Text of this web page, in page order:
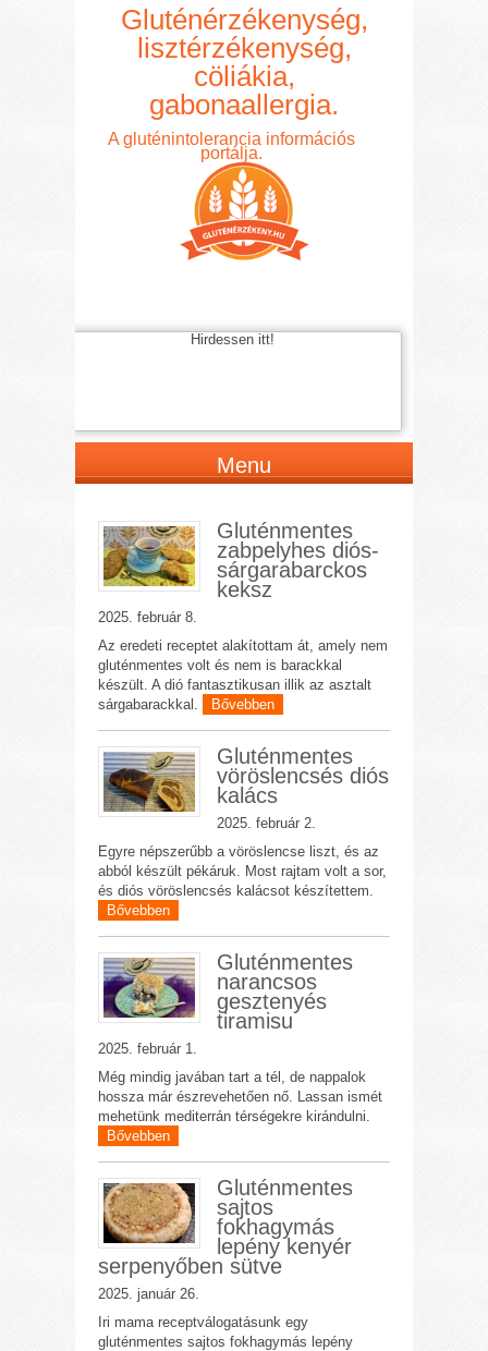
Gluténérzékenység,
lisztérzékenység,
cöliákia,
gabonaallergia.
A gluténintolerancia információs
portálja.
Hirdessen itt!
Menu
Gluténmentes
zabpelyhes diós-
sárgarabarckos
keksz
2025. február 8.
Az eredeti receptet alakítottam át, amely nem
gluténmentes volt és nem is barackkal
készült. A dió fantasztikusan illik az asztalt
sárgabarackkal.
Bővebben
Gluténmentes
vöröslencsés diós
kalács
2025. február 2.
Egyre népszerűbb a vöröslencse liszt, és az
abból készült pékáruk. Most rajtam volt a sor,
és diós vöröslencsés kalácsot készítettem.
Bővebben
Gluténmentes
narancsos
gesztenyés
tiramisu
2025. február 1.
Még mindig javában tart a tél, de nappalok
hossza már észrevehetően nő. Lassan ismét
mehetünk mediterrán térségekre kirándulni.
Bővebben
Gluténmentes
sajtos
fokhagymás
lepény kenyér
serpenyőben sütve
2025. január 26.
Iri mama receptválogatásunk egy
gluténmentes sajtos fokhagymás lepény